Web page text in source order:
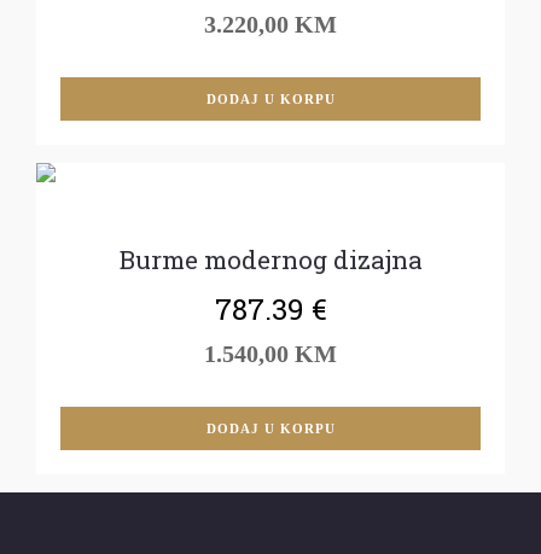
3.220,00 KM
DODAJ U KORPU
Burme modernog dizajna
787.39 €
1.540,00 KM
DODAJ U KORPU